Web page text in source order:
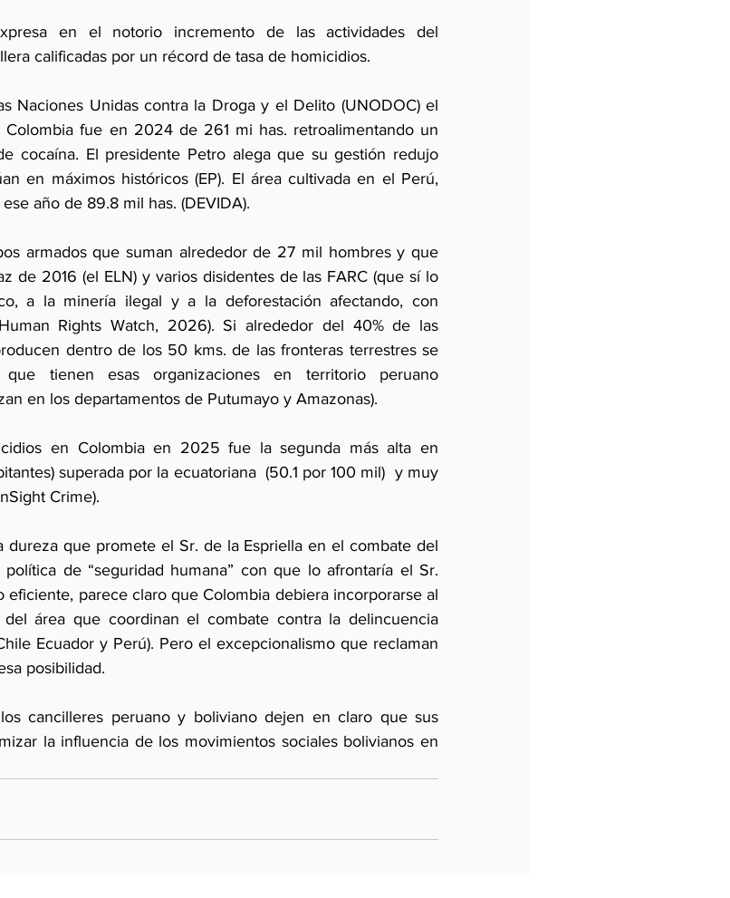
en el notorio incremento de las actividades del
calificadas por un récord de tasa de homicidios.
Naciones Unidas contra la Droga y el Delito (UNODOC) el
fue en 2024 de 261 mi has. retroalimentando un
cocaína. El presidente Petro alega que su gestión redujo
en máximos históricos (EP). El área cultivada en el Perú,
año de 89.8 mil has. (DEVIDA).
armados que suman alrededor de 27 mil hombres y que
de 2016 (el ELN) y varios disidentes de las FARC (que sí lo
a la minería ilegal y a la deforestación afectando, con
Rights Watch, 2026). Si alrededor del 40% de las
dentro de los 50 kms. de las fronteras terrestres se
tienen esas organizaciones en territorio peruano
en los departamentos de Putumayo y Amazonas).
en Colombia en 2025 fue la segunda más alta en
superada por la ecuatoriana  (50.1 por 100 mil)  y muy
Crime).
que promete el Sr. de la Espriella en el combate del
de “seguridad humana” con que lo afrontaría el Sr.
eficiente, parece claro que Colombia debiera incorporarse al
área que coordinan el combate contra la delincuencia
Ecuador y Perú). Pero el excepcionalismo que reclaman
posibilidad.
cancilleres peruano y boliviano dejen en claro que sus
la influencia de los movimientos sociales bolivianos en